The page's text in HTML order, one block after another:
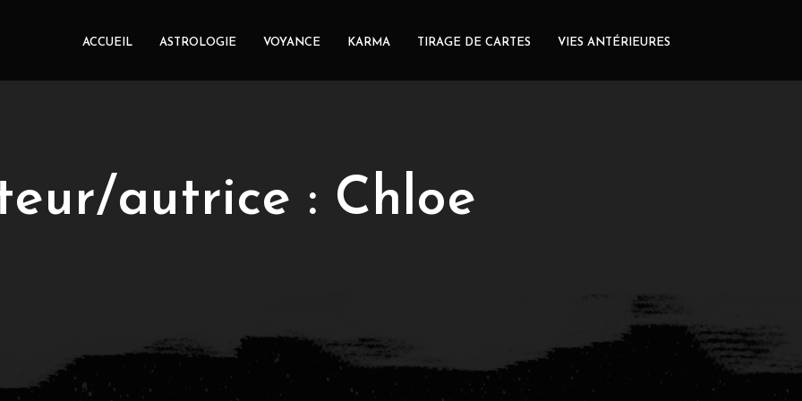
ACCUEIL ASTROLOGIE VOYANCE KARMA TIRAGE DE CARTES VIES ANTÉRIEURES
autrice : Chloe